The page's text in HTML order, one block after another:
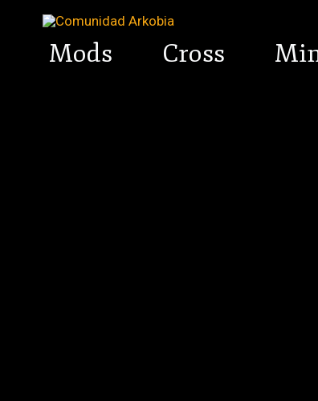
Mods Cross